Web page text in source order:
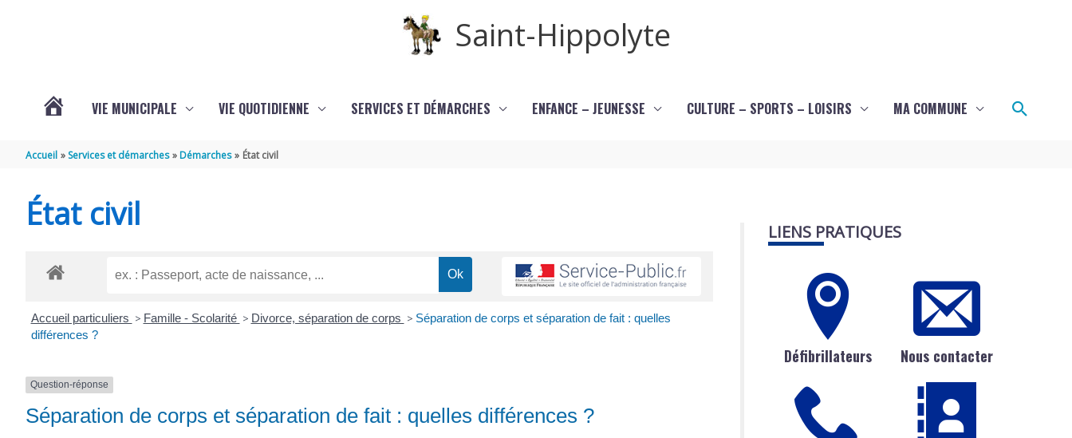
Saint-Hippolyte
SAINT-
HIPPOLYTE
(17430)
VIE MUNICIPALE VIE QUOTIDIENNE SERVICES ET DÉMARCHES ENFANCE – JEUNESSE CULTURE – SPORTS – LOISIRS MA COMMUNE
Accueil Services et démarches Démarches État civil
État civil
Accueil particuliers > Famille - Scolarité > Divorce, séparation de corps > Séparation de corps et séparation de fait : quelles
différences ?
Question-réponse
Séparation de corps et séparation de fait : quelles différences ?
LIENS PRATIQUES
Défibrillateurs Nous contacter